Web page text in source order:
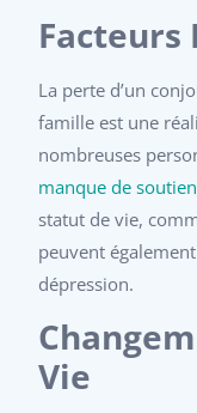
Facteurs
La perte d’un
famille est une
nombreuses
manque de
statut de vie,
peuvent
dépression.
Vie